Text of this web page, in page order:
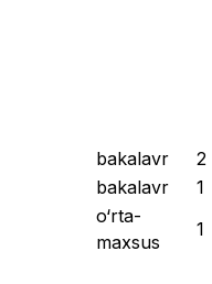
bakalavr
2
bakalavr
1
o‘rta-
maxsus
1